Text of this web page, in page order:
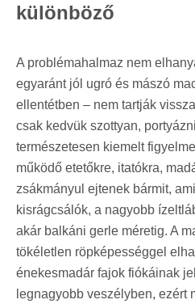
különböző
A problémahalmaz nem
egyaránt jól ugró és mászó
ellentétben – nem tartják
csak kedvük szottyan,
természetesen kiemelt
működő etetőkre, itatókra,
zsákmányul ejtenek bármit,
kisrágcsálók, a nagyobb
akár balkáni gerle méretig. A
tökéletlen röpképességgel
énekesmadár fajok fiókáinak
legnagyobb veszélyben, ezért